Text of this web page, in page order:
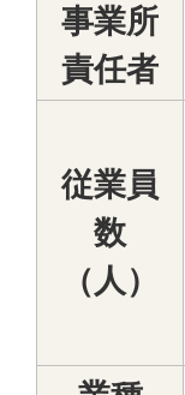
事業所
責任者
従業員
数
（人）